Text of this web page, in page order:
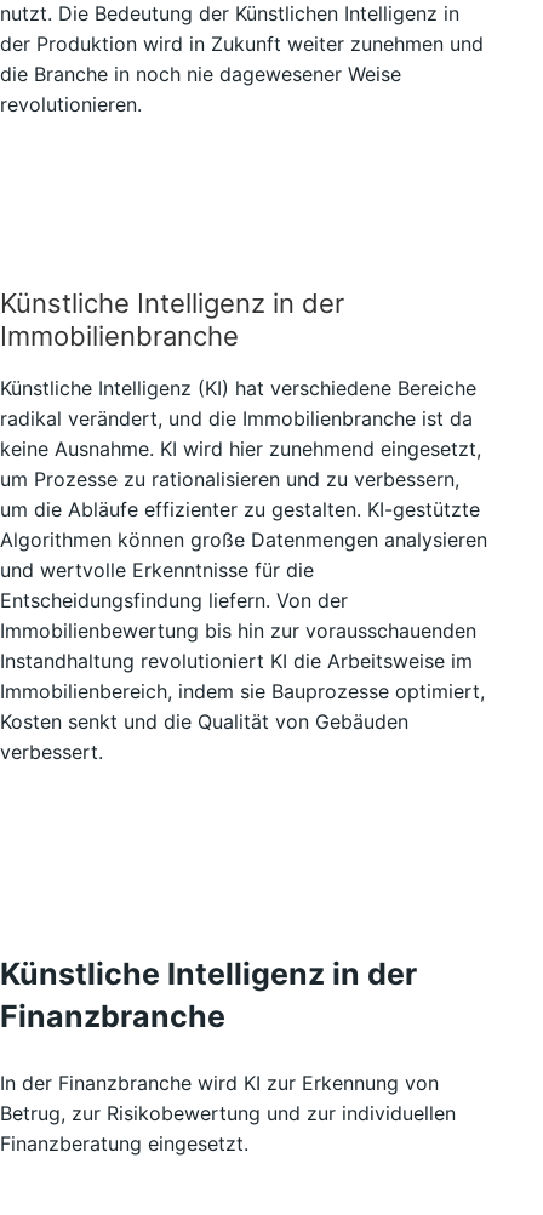
nutzt. Die Bedeutung der Künstlichen Intelligenz in
der Produktion wird in Zukunft weiter zunehmen und
die Branche in noch nie dagewesener Weise
revolutionieren.
Künstliche Intelligenz in der
Immobilienbranche
Künstliche Intelligenz (KI) hat verschiedene Bereiche
radikal verändert, und die Immobilienbranche ist da
keine Ausnahme. KI wird hier zunehmend eingesetzt,
um Prozesse zu rationalisieren und zu verbessern,
um die Abläufe effizienter zu gestalten. KI-gestützte
Algorithmen können große Datenmengen analysieren
und wertvolle Erkenntnisse für die
Entscheidungsfindung liefern. Von der
Immobilienbewertung bis hin zur vorausschauenden
Instandhaltung revolutioniert KI die Arbeitsweise im
Immobilienbereich, indem sie Bauprozesse optimiert,
Kosten senkt und die Qualität von Gebäuden
verbessert.
Künstliche Intelligenz in der
Finanzbranche
In der Finanzbranche wird KI zur Erkennung von
Betrug, zur Risikobewertung und zur individuellen
Finanzberatung eingesetzt.